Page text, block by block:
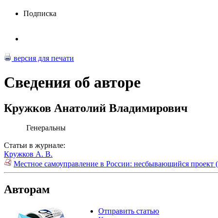
Подписка
версия для печати
Сведения об авторе
Кружков Анатолий Владимирович
Генеральны
Статьи в журнале:
Кружков А. В.
Местное самоуправление в России: несбывающийся проект
Авторам
Отправить статью